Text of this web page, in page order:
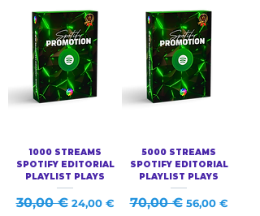
1000 STREAMS
SPOTIFY EDITORIAL
PLAYLIST PLAYS
Standardpreis
30,00 € Sale-Preis
24,00 €
5000 STREAMS
SPOTIFY EDITORIAL
PLAYLIST PLAYS
Standardpreis
70,00 € Sale-Preis
56,00 €